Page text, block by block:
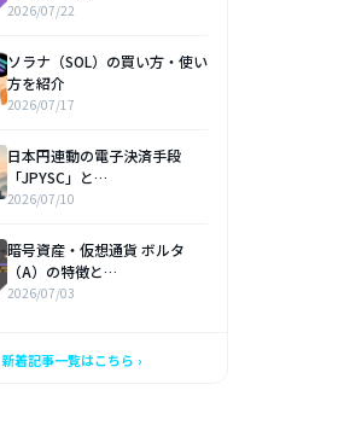
2026/07/22
ソラナ（SOL）の買い方・使い
方を紹介
2026/07/17
日本円連動の電子決済手段
「JPYSC」と…
2026/07/10
暗号資産・仮想通貨 ボルタ
（A）の特徴と…
2026/07/03
新着記事一覧はこちら ›